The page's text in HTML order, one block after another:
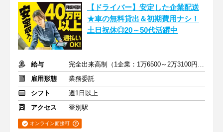
【ドライバー】安定した企業配送
★車の無料貸出＆初期費用ナシ！
土日祝休◎20～50代活躍中
給与
完全出来高制（1企業：1万6500～2万3100円※1日あたり）
雇用形態
業務委託
シフト
週1日以上
アクセス
登別駅
オンライン面接可